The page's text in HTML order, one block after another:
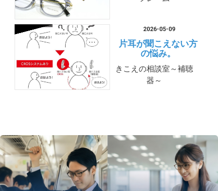
2026-05-09
片耳が聞こえない方
の悩み。
きこえの相談室～補聴
器～